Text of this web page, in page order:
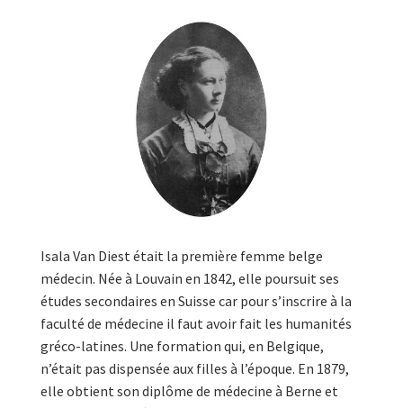
Isala Van Diest était la première femme belge
médecin. Née à Louvain en 1842, elle poursuit ses
études secondaires en Suisse car pour s’inscrire à la
faculté de médecine il faut avoir fait les humanités
gréco-latines. Une formation qui, en Belgique,
n’était pas dispensée aux filles à l’époque. En 1879,
elle obtient son diplôme de médecine à Berne et